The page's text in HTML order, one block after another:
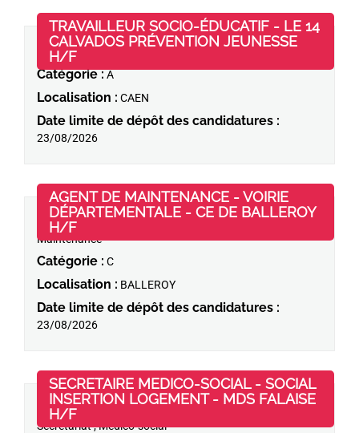
TRAVAILLEUR SOCIO-ÉDUCATIF - LE 14
CALVADOS PRÉVENTION JEUNESSE
H/F(Nouvelle fenêtre)
Domaine d'activité :
Catégorie :A
Localisation : CAEN
Date limite de dépôt des candidatures :
23/08/2026
AGENT DE MAINTENANCE - VOIRIE
DÉPARTEMENTALE - CE DE BALLEROY
H/F(Nouvelle fenêtre)
Domaine d'activité :
Maintenance
Catégorie : C
Localisation : BALLEROY
Date limite de dépôt des candidatures :
23/08/2026
SECRETAIRE MEDICO-SOCIAL - SOCIAL
INSERTION LOGEMENT - MDS FALAISE
H/F(Nouvelle fenêtre)
Domaine d'activité :
Secrétariat ; Médico-social